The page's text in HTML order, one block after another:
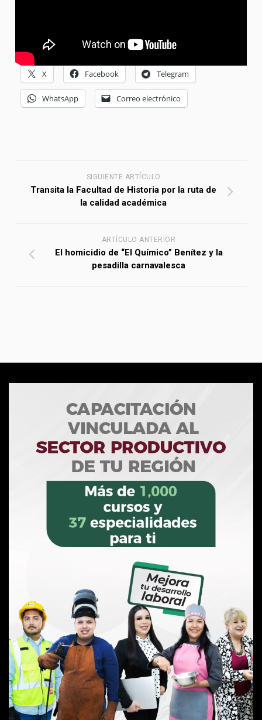
X Facebook Telegram
WhatsApp Correo electrónico
SIGUIENTE ARTÍCULO
Transita la Facultad de Historia por la ruta de
la calidad académica
ARTÍCULO ANTERIOR
El homicidio de “El Químico” Benítez y la
pesadilla carnavalesca